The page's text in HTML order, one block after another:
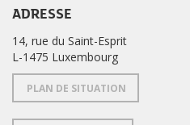
ADRESSE
14, rue du Saint-Esprit
L-1475 Luxembourg
PLAN DE SITUATION